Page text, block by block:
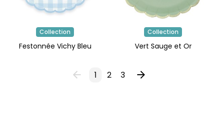
Collection
Festonnée Vichy Bleu
Collection
Vert Sauge et Or
1 2 3